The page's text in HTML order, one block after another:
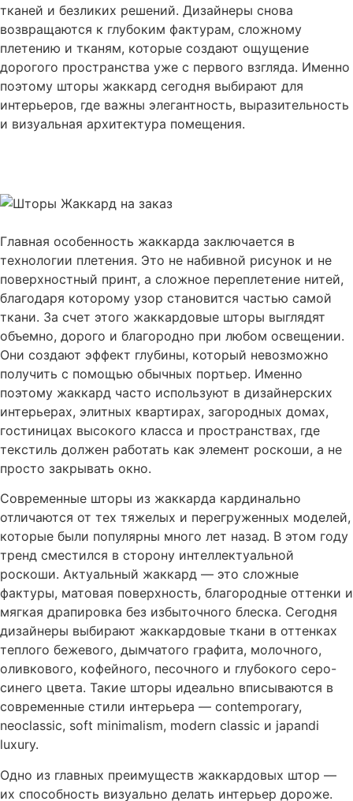
тканей и безликих решений. Дизайнеры снова
возвращаются к глубоким фактурам, сложному
плетению и тканям, которые создают ощущение
дорогого пространства уже с первого взгляда. Именно
поэтому шторы жаккард сегодня выбирают для
интерьеров, где важны элегантность, выразительность
и визуальная архитектура помещения.
Главная особенность жаккарда заключается в
технологии плетения. Это не набивной рисунок и не
поверхностный принт, а сложное переплетение нитей,
благодаря которому узор становится частью самой
ткани. За счет этого жаккардовые шторы выглядят
объемно, дорого и благородно при любом освещении.
Они создают эффект глубины, который невозможно
получить с помощью обычных портьер. Именно
поэтому жаккард часто используют в дизайнерских
интерьерах, элитных квартирах, загородных домах,
гостиницах высокого класса и пространствах, где
текстиль должен работать как элемент роскоши, а не
просто закрывать окно.
Современные шторы из жаккарда кардинально
отличаются от тех тяжелых и перегруженных моделей,
которые были популярны много лет назад. В этом году
тренд сместился в сторону интеллектуальной
роскоши. Актуальный жаккард — это сложные
фактуры, матовая поверхность, благородные оттенки и
мягкая драпировка без избыточного блеска. Сегодня
дизайнеры выбирают жаккардовые ткани в оттенках
теплого бежевого, дымчатого графита, молочного,
оливкового, кофейного, песочного и глубокого серо-
синего цвета. Такие шторы идеально вписываются в
современные стили интерьера — contemporary,
neoclassic, soft minimalism, modern classic и japandi
luxury.
Одно из главных преимуществ жаккардовых штор —
их способность визуально делать интерьер дороже.